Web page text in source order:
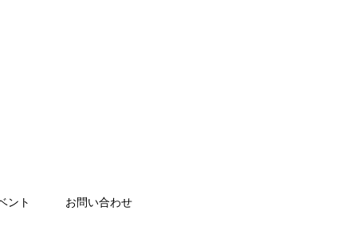
ント お問い合わせ